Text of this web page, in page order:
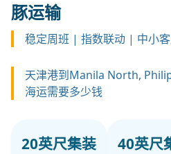
豚运输
稳定周班 | 指数联动 | 中小
天津港到Manila North,
海运需要多少钱
20英尺集装
40英尺